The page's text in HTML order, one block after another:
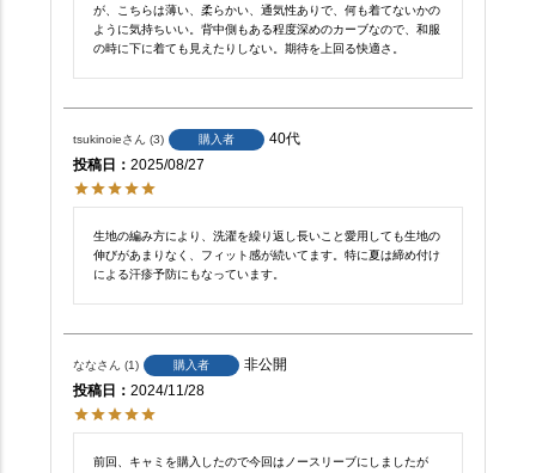
が、こちらは薄い、柔らかい、通気性ありで、何も着てないかの
ように気持ちいい。背中側もある程度深めのカーブなので、和服
の時に下に着ても見えたりしない。期待を上回る快適さ。
tsukinoie 3 購入者
40代
投稿日
2025/08/27
生地の編み方により、洗濯を繰り返し長いこと愛用しても生地の
伸びがあまりなく、フィット感が続いてます。特に夏は締め付け
による汗疹予防にもなっています。
なな 1 購入者
非公開
投稿日
2024/11/28
前回、キャミを購入したので今回はノースリーブにしましたが